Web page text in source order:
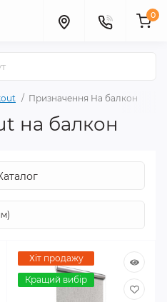
0
Призначення На балкон
на балкон
Хіт продажу
Кращий вибір